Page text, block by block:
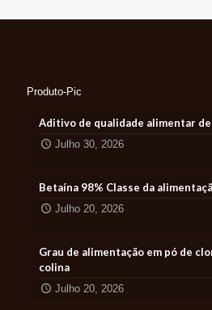
Produto-Pic
Aditivo de qualidade alimentar
Julho 30, 2026
Betaína 98% Classe da
Julho 20, 2026
Grau de alimentação em pó de
colina
Julho 20, 2026